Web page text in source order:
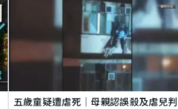
五歲童疑遭虐死｜母親認誤殺及虐兒判